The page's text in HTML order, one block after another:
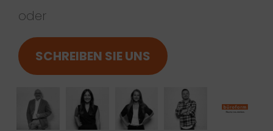
oder
SCHREIBEN SIE UNS